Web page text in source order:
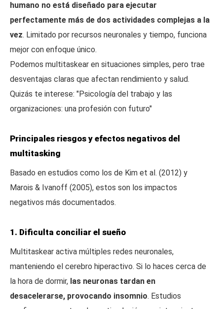
humano no está diseñado para ejecutar
perfectamente más de dos actividades complejas a la
vez. Limitado por recursos neuronales y tiempo, funciona
mejor con enfoque único.
Podemos multitaskear en situaciones simples, pero trae
desventajas claras que afectan rendimiento y salud.
Quizás te interese: "Psicología del trabajo y las
organizaciones: una profesión con futuro"
Principales riesgos y efectos negativos del
multitasking
Basado en estudios como los de Kim et al. (2012) y
Marois & Ivanoff (2005), estos son los impactos
negativos más documentados.
1. Dificulta conciliar el sueño
Multitaskear activa múltiples redes neuronales,
manteniendo el cerebro hiperactivo. Si lo haces cerca de
la hora de dormir, las neuronas tardan en
desacelerarse, provocando insomnio. Estudios